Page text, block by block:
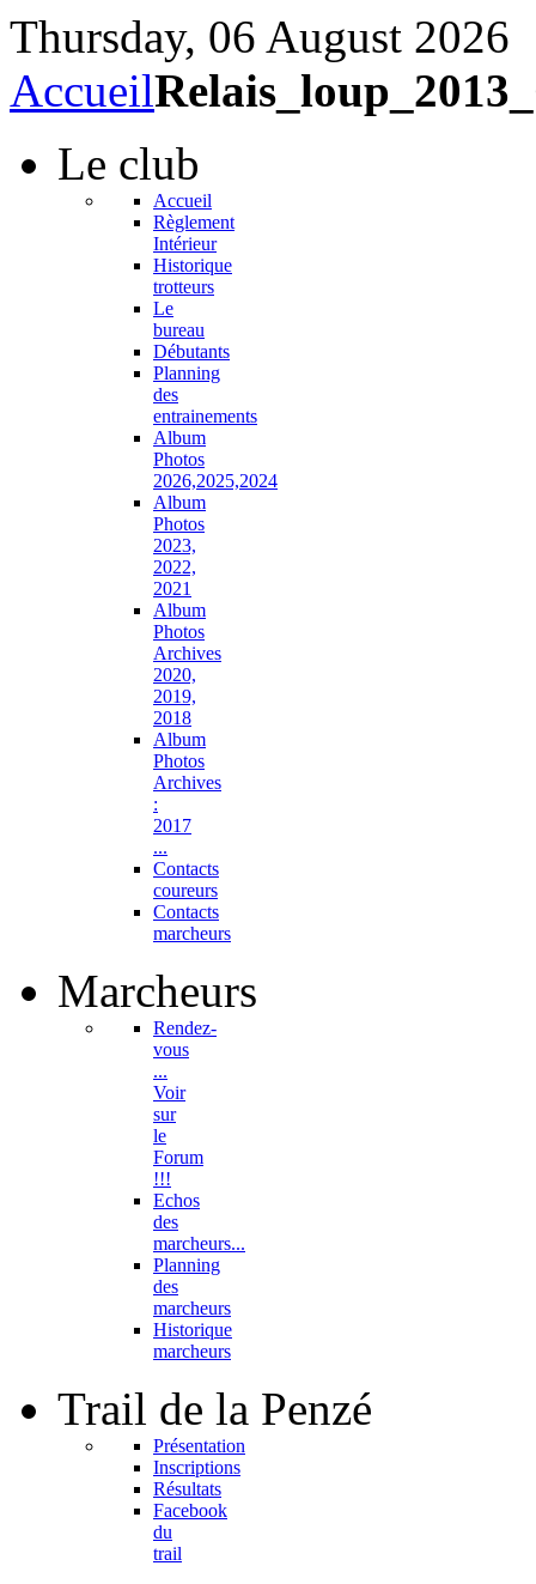
Thursday, 06 August 2026
Accueil
Le club
Accueil
Règlement
Intérieur
Historique
trotteurs
Le
bureau
Débutants
Planning
des
entrainements
Album
Photos
2026,2025,2024
Album
Photos
2023,
2022,
2021
Album
Photos
Archives
2020,
2019,
2018
Album
Photos
Archives
:
2017
...
Contacts
coureurs
Contacts
marcheurs
Marcheurs
Rendez-
vous
...
Voir
sur
le
Forum
!!!
Echos
des
marcheurs...
Planning
des
marcheurs
Historique
marcheurs
Trail de la Penzé
Présentation
Inscriptions
Résultats
Facebook
du
trail